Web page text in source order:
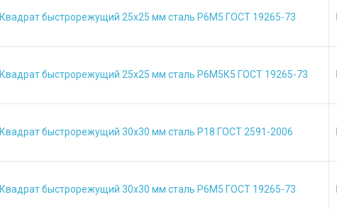
Квадрат быстрорежущий 25х25 мм сталь Р6М5 ГОСТ 19265-73
Квадрат быстрорежущий 25х25 мм сталь Р6М5К5 ГОСТ 19265-73
Квадрат быстрорежущий 30х30 мм сталь Р18 ГОСТ 2591-2006
Квадрат быстрорежущий 30х30 мм сталь Р6М5 ГОСТ 19265-73